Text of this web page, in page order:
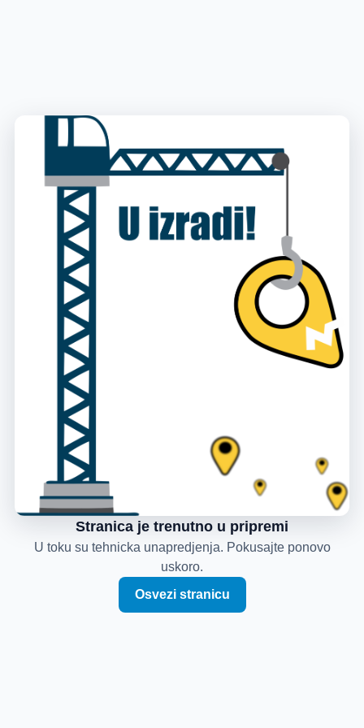
Stranica je trenutno u pripremi
U toku su tehnicka unapredjenja. Pokusajte ponovo
uskoro.
Osvezi stranicu